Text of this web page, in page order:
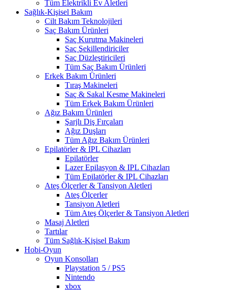
Tüm Elektrikli Ev Aletleri
Sağlık-Kişisel Bakım
Cilt Bakım Teknolojileri
Saç Bakım Ürünleri
Saç Kurutma Makineleri
Saç Şekillendiriciler
Saç Düzleştiricileri
Tüm Saç Bakım Ürünleri
Erkek Bakım Ürünleri
Tıraş Makineleri
Saç & Sakal Kesme Makineleri
Tüm Erkek Bakım Ürünleri
Ağız Bakım Ürünleri
Şarjlı Diş Fırçaları
Ağız Duşları
Tüm Ağız Bakım Ürünleri
Epilatörler & IPL Cihazları
Epilatörler
Lazer Epilasyon & IPL Cihazları
Tüm Epilatörler & IPL Cihazları
Ateş Ölçerler & Tansiyon Aletleri
Ateş Ölçerler
Tansiyon Aletleri
Tüm Ateş Ölçerler & Tansiyon Aletleri
Masaj Aletleri
Tartılar
Tüm Sağlık-Kişisel Bakım
Hobi-Oyun
Oyun Konsolları
Playstation 5 / PS5
Nintendo
xbox